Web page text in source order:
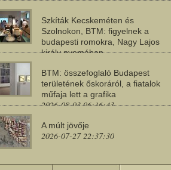
Szkíták Kecskeméten és
Szolnokon, BTM: figyelnek a
budapesti romokra, Nagy Lajos
király nyomában
BTM: összefoglaló Budapest
területének őskoráról, a fiatalok
műfaja lett a grafika
2026-08-03 06:16:43
A múlt jövője
2026-07-27 22:37:30